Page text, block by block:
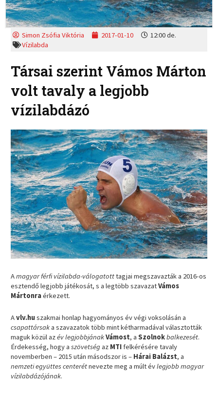
Simon Zsófia Viktória 2017-01-10
12:00 de.
Vízilabda
Társai szerint Vámos Márton
volt tavaly a legjobb
vízilabdázó
Amagyar férfi vízilabda-válogatotttagjai megszavazták a 2016-os
esztendő legjobb játékosát, s a legtöbb szavazatVámos
Mártonraérkezett.
Avlv.huszakmai honlap hagyományos év végi voksolásán a
csapattársaka szavazatok több mint kétharmadával választották
maguk közül azév legjobbjánakVámost, aSzolnokbalkezesét.
Érdekesség, hogy aszövetségaz MTIfelkérésére tavaly
novemberben – 2015 után másodszor is – Hárai Balázst, a
nemzeti együttes centerétnevezte meg a múlt évlegjobb magyar
vízilabdázójának.